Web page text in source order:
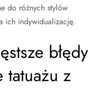
do różnych stylów
ich indywidualizację.
błędy
z